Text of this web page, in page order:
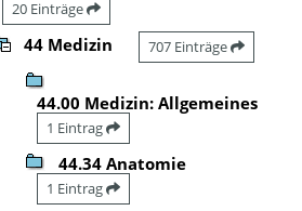
20 Einträge
44 Medizin 707 Einträge
44.00 Medizin: Allgemeines
1 Eintrag
44.34 Anatomie
1 Eintrag